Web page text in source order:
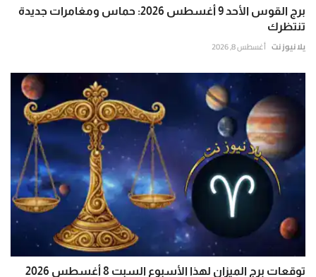
برج القوس الأحد 9 أغسطس 2026: حماس ومغامرات جديدة
تنتظرك
يلا نيوز نت أغسطس 8, 2026
توقعات برج الميزان لهذا الأسبوع السبت 8 أغسطس 2026